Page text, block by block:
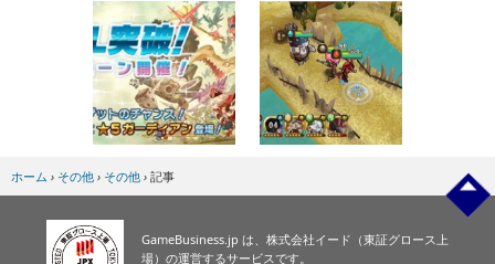
ホーム › その他 › その他 › 記事
GameBusiness.jp は、株式会社イード（東証グロース上
場）の運営するサービスです。